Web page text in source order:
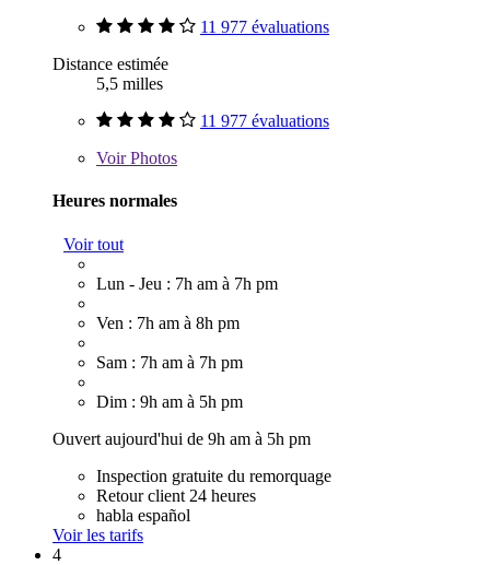
11 977 évaluations
Distance estimée
5,5 milles
11 977 évaluations
VoirPhotos
Heures normales
Voir tout
Lun - Jeu : 7h am à 7h pm
Ven : 7h am à 8h pm
Sam : 7h am à 7h pm
Dim : 9h am à 5h pm
Ouvert aujourd'hui de 9h am à 5h pm
Inspection gratuite du remorquage
Retour client 24 heures
habla español
Voir les tarifs
4